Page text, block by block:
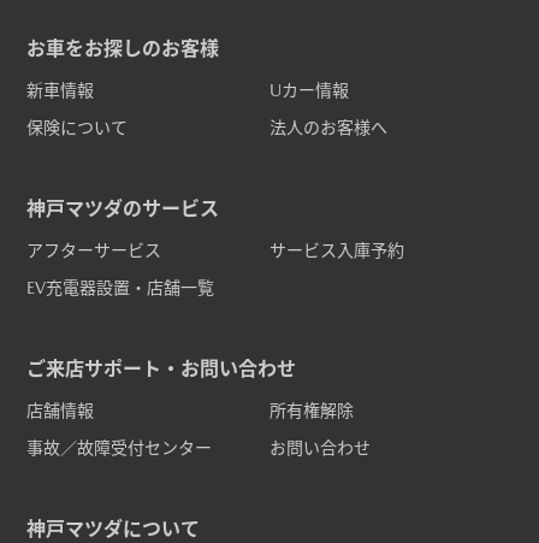
お車をお探しのお客様
新車情報
Uカー情報
保険について
法人のお客様へ
神戸マツダのサービス
アフターサービス
サービス入庫予約
EV充電器設置・店舗一覧
ご来店サポート・お問い合わせ
店舗情報
所有権解除
事故／故障受付センター
お問い合わせ
神戸マツダについて